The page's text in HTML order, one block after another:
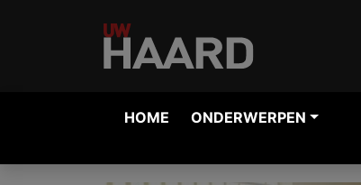
HOME ONDERWERPEN